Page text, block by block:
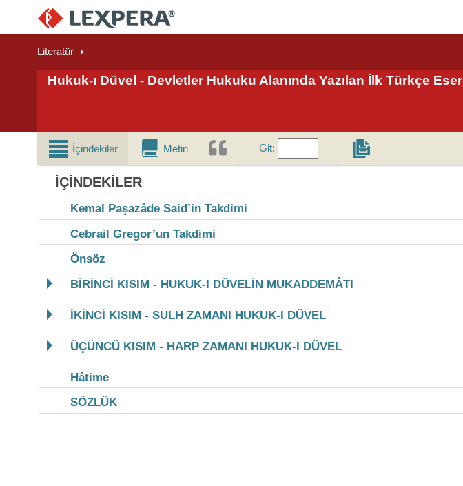
Literatür
Hukuk-ı Düvel - Devletler Hukuku Alanında Yazılan İlk Türkçe Eser
İçindekiler Metin Git:
İÇINDEKILER
Kemal Paşazâde Said’in Takdimi
Cebrail Gregor’un Takdimi
Önsöz
BİRİNCİ KISIM - HUKUK-I DÜVELİN MUKADDEMÂTI
İKİNCİ KISIM - SULH ZAMANI HUKUK-I DÜVEL
ÜÇÜNCÜ KISIM - HARP ZAMANI HUKUK-I DÜVEL
Hâtime
SÖZLÜK